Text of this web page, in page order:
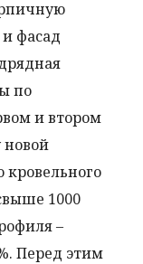
фасад
по
и втором
новой
кровельного
1000
–
Перед этим